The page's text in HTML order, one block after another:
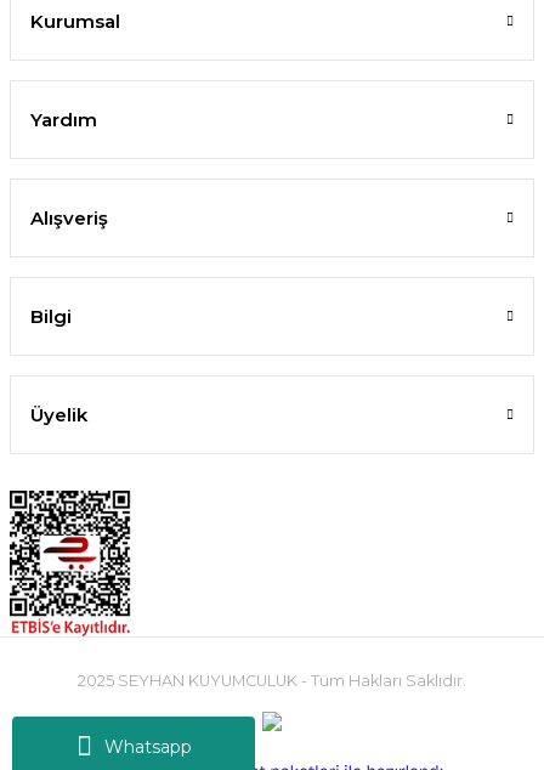
Whatsapp
Kurumsal
Yardım
Alışveriş
Bilgi
Üyelik
2025 SEYHAN KUYUMCULUK - Tüm Hakları Saklıdır.